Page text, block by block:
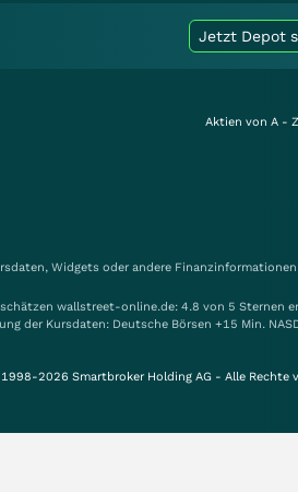
Jetzt Depot
Aktien von A -
Widgets oder andere
schätzen wallstreet-online.de: 4.8 von 5 Sternen
der Kursdaten: Deutsche Börsen +15 Min.
2026 Smartbroker Holding AG - Alle Rechte